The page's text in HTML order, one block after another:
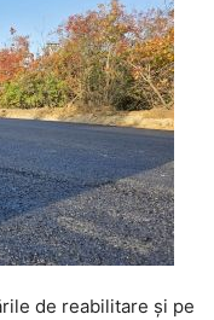
de reabilitare și pe